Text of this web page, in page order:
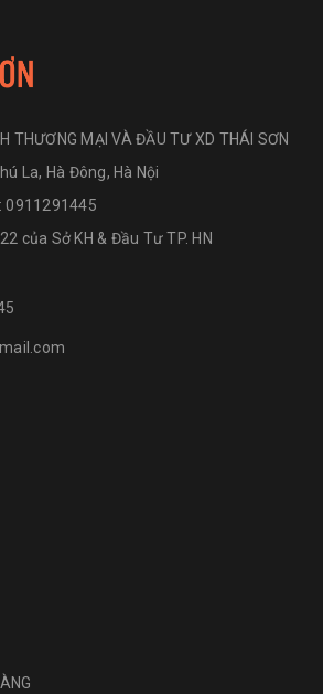
THƯƠNG MẠI VÀ ĐẦU TƯ XD THÁI SƠN
La, Hà Đông, Hà Nội
0911291445
của Sở KH & Đầu Tư TP. HN